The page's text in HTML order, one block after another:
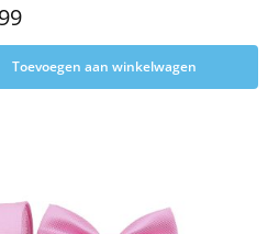
Toevoegen aan winkelwagen